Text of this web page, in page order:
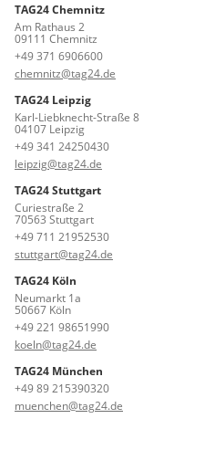
TAG24 Chemnitz
Am Rathaus 2
09111 Chemnitz
+49 371 6906600
chemnitz@tag24.de
TAG24 Leipzig
Karl-Liebknecht-Straße 8
04107 Leipzig
+49 341 24250430
leipzig@tag24.de
TAG24 Stuttgart
Curiestraße 2
70563 Stuttgart
+49 711 21952530
stuttgart@tag24.de
TAG24 Köln
Neumarkt 1a
50667 Köln
+49 221 98651990
koeln@tag24.de
TAG24 München
+49 89 215390320
muenchen@tag24.de